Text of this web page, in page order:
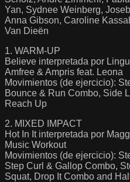
Yan, Sydnee Weinberg,
Anna Gibson, Caroline
Van Dieën
1. WARM-UP
Believe interpretada por
Amfree & Ampris feat. Leona
Movimientos (de ejercicio):
Bounce & Run Combo, Side
Reach Up
2. MIXED IMPACT
Hot In It interpretada por
Music Workout
Movimientos (de ejercicio):
Step Curl & Gallop Combo,
Squat, Drop It Combo and